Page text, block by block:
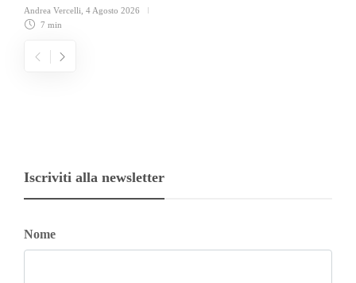
Andrea Vercelli 4 Agosto 2026
7 min
Iscriviti alla newsletter
Nome